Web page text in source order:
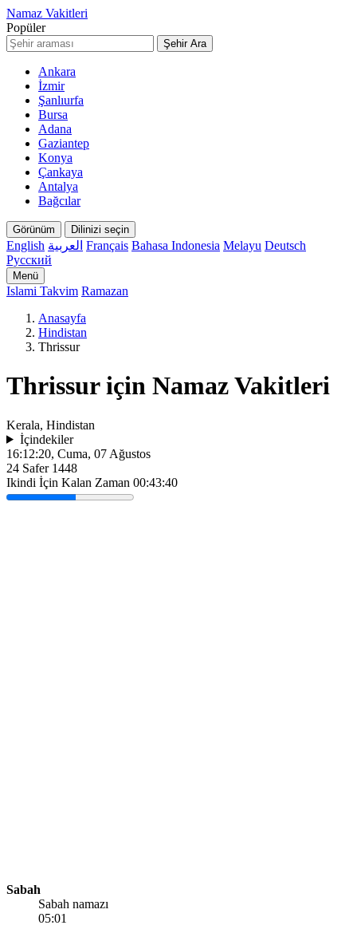
Namaz Vakitleri
Popüler
Şehir Ara
Ankara
İzmir
Şanlıurfa
Bursa
Adana
Gaziantep
Konya
Çankaya
Antalya
Bağcılar
Görünüm Dilinizi seçin
English العربية Français Bahasa Indonesia Melayu Deutsch
Русский
Menü
Islami Takvim Ramazan
Anasayfa
Hindistan
Thrissur
Thrissur için Namaz Vakitleri
Kerala, Hindistan
İçindekiler
16:12:20, Cuma, 07 Ağustos
24 Safer 1448
Ikindi İçin Kalan Zaman 00:43:40
Sabah
Sabah namazı
05:01